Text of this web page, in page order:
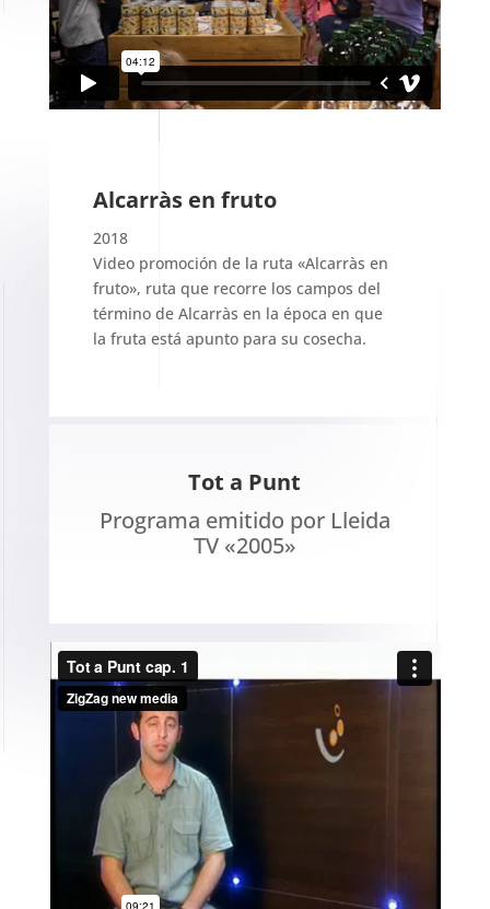
Alcarràs en fruto
2018
Video promoción de la ruta «Alcarràs en
fruto», ruta que recorre los campos del
término de Alcarràs en la época en que
la fruta está apunto para su cosecha.
Tot a Punt
Programa emitido por Lleida
TV «2005»